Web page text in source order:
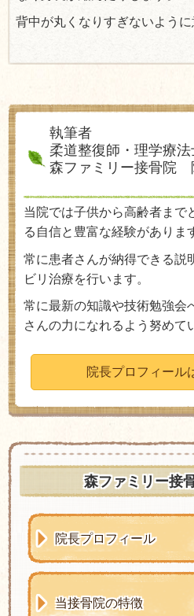
背中が丸くなりすぎないように
執筆者
柔道整復師・理学療法
森ファミリー接骨
当院では子供から高齢者まで
る自信と豊富な経験がありま
常に患者さんが納得できる説
ビリ治療を行います。
常に最新の知識や技術勉強会
さんの力になれるよう努めて
院長プロフィール
森ファミリー接
院長プロフィール
当接骨院の特徴